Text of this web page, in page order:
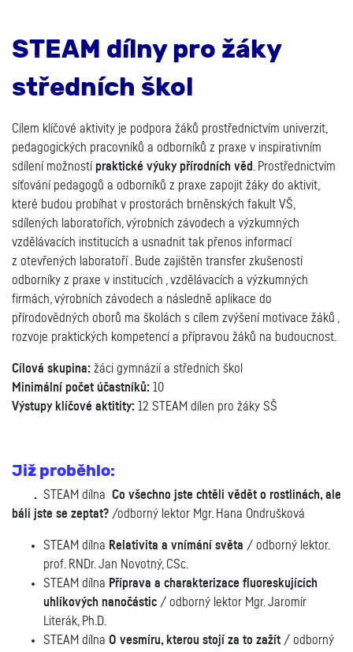
STEAM dílny pro žáky
středních škol
Cílem klíčové aktivity je podpora žáků prostřednictvím univerzit,
pedagogických pracovníků a odborníků z praxe v inspirativním
sdílení možností praktické výuky přírodních věd. Prostřednictvím
síťování pedagogů a odborníků z praxe zapojit žáky do aktivit,
které budou probíhat v prostorách brněnských fakult VŠ,
sdílených laboratořích, výrobních závodech a výzkumných
vzdělávacích institucích a usnadnit tak přenos informací
z otevřených laboratoří . Bude zajištěn transfer zkušeností
odborníky z praxe v institucích , vzdělávacích a výzkumných
firmách, výrobních závodech a následně aplikace do
přírodovědných oborů ma školách s cílem zvýšení motivace žáků ,
rozvoje praktických kompetencí a přípravou žáků na budoucnost.
Cílová skupina: žáci gymnázií a středních škol
Minimální počet účastníků: 10
Výstupy klíčové aktitity: 12 STEAM dílen pro žáky SŠ
Již proběhlo:
. STEAM dílna Co všechno jste chtěli vědět o rostlinách, ale
báli jste se zeptat? /odborný lektor Mgr. Hana Ondrušková
STEAM dílna Relativita a vnímání světa / odborný lektor.
prof. RNDr. Jan Novotný, CSc.
STEAM dílna Příprava a charakterizace fluoreskujících
uhlíkových nanočástic / odborný lektor Mgr. Jaromír
Literák, Ph.D.
STEAM dílna O vesmíru, kterou stojí za to zažít / odborný